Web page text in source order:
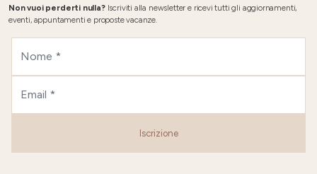
Non vuoi perderti nulla?Iscriviti alla newsletter e ricevi tutti gli aggiornamenti,
eventi, appuntamenti e proposte vacanze.
Iscrizione